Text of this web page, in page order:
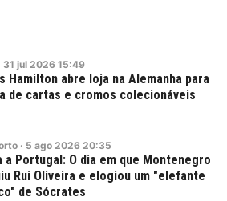
31 jul 2026 15:49
Hamilton abre loja na Alemanha para
de cartas e cromos colecionáveis
· 5 ago 2026 20:35
a Portugal: O dia em que Montenegro
Rui Oliveira e elogiou um "elefante
de Sócrates